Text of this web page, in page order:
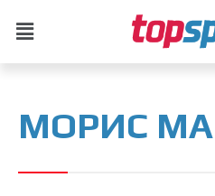
МОРИС